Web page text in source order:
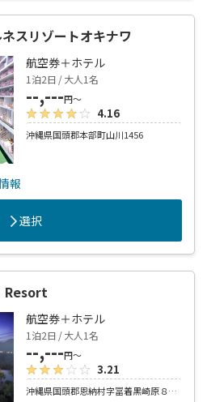
スリゾートオキナワ
航空券＋ホテル
1泊2日 / 大人1名
--,---円～
4.16
沖縄県国頭郡本部町山川1456
報
選択
Resort
航空券＋ホテル
1泊2日 / 大人1名
--,---円～
3.21
沖縄県国頭郡恩納村字冨着黒崎原８６番１